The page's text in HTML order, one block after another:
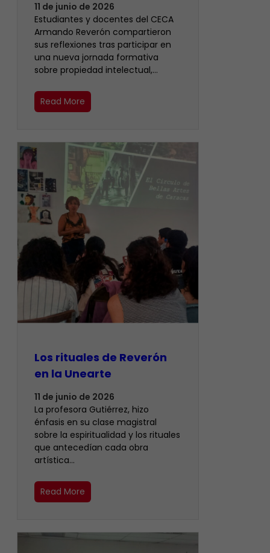
11 de junio de 2026
Estudiantes y docentes del CECA
Armando Reverón compartieron
sus reflexiones tras participar en
una nueva jornada formativa
sobre propiedad intelectual,…
Read More
Los rituales de Reverón
en la Unearte
11 de junio de 2026
La profesora Gutiérrez, hizo
énfasis en su clase magistral
sobre la espiritualidad y los rituales
que antecedían cada obra
artística…
Read More